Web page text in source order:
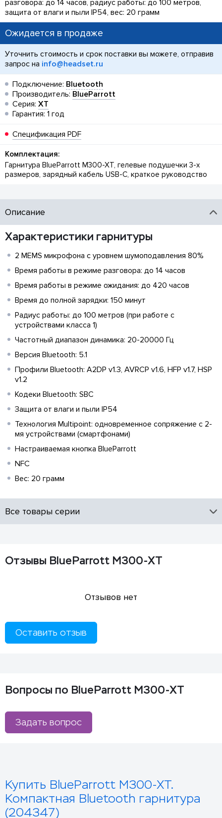
разговора: до 14 часов, радиус работы: до 100 метров,
защита от влаги и пыли IP54, вес: 20 грамм
Ожидается в продаже
Уточнить стоимость и срок поставки вы можете, отправив
запрос на info@headset.ru
Подключение: Bluetooth
Производитель: BlueParrott
Серия: XT
Гарантия: 1 год
Спецификация PDF
Комплектация:
Гарнитура BlueParrott M300-XT, гелевые подушечки 3-х
размеров, зарядный кабель USB-C, краткое руководство
Описание
Характеристики гарнитуры
2 MEMS микрофона с уровнем шумоподавления 80%
Время работы в режиме разговора: до 14 часов
Время работы в режиме ожидания: до 420 часов
Время до полной зарядки: 150 минут
Радиус работы: до 100 метров (при работе с
устройствами класса 1)
Частотный диапазон динамика: 20-20000 Гц
Версия Bluetooth: 5.1
Профили Bluetooth: A2DP v1.3, AVRCP v1.6, HFP v1.7, HSP
v1.2
Кодеки Bluetooth: SBC
Защита от влаги и пыли IP54
Технология Multipoint: одновременное сопряжение с 2-
мя устройствами (смартфонами)
Настраиваемая кнопка BlueParrott
NFC
Вес: 20 грамм
Все товары серии
Отзывы BlueParrott M300-XT
Отзывов нет
Оставить отзыв
Вопросы по BlueParrott M300-XT
Задать вопрос
Купить BlueParrott M300-XT.
Компактная Bluetooth гарнитура
(204347)